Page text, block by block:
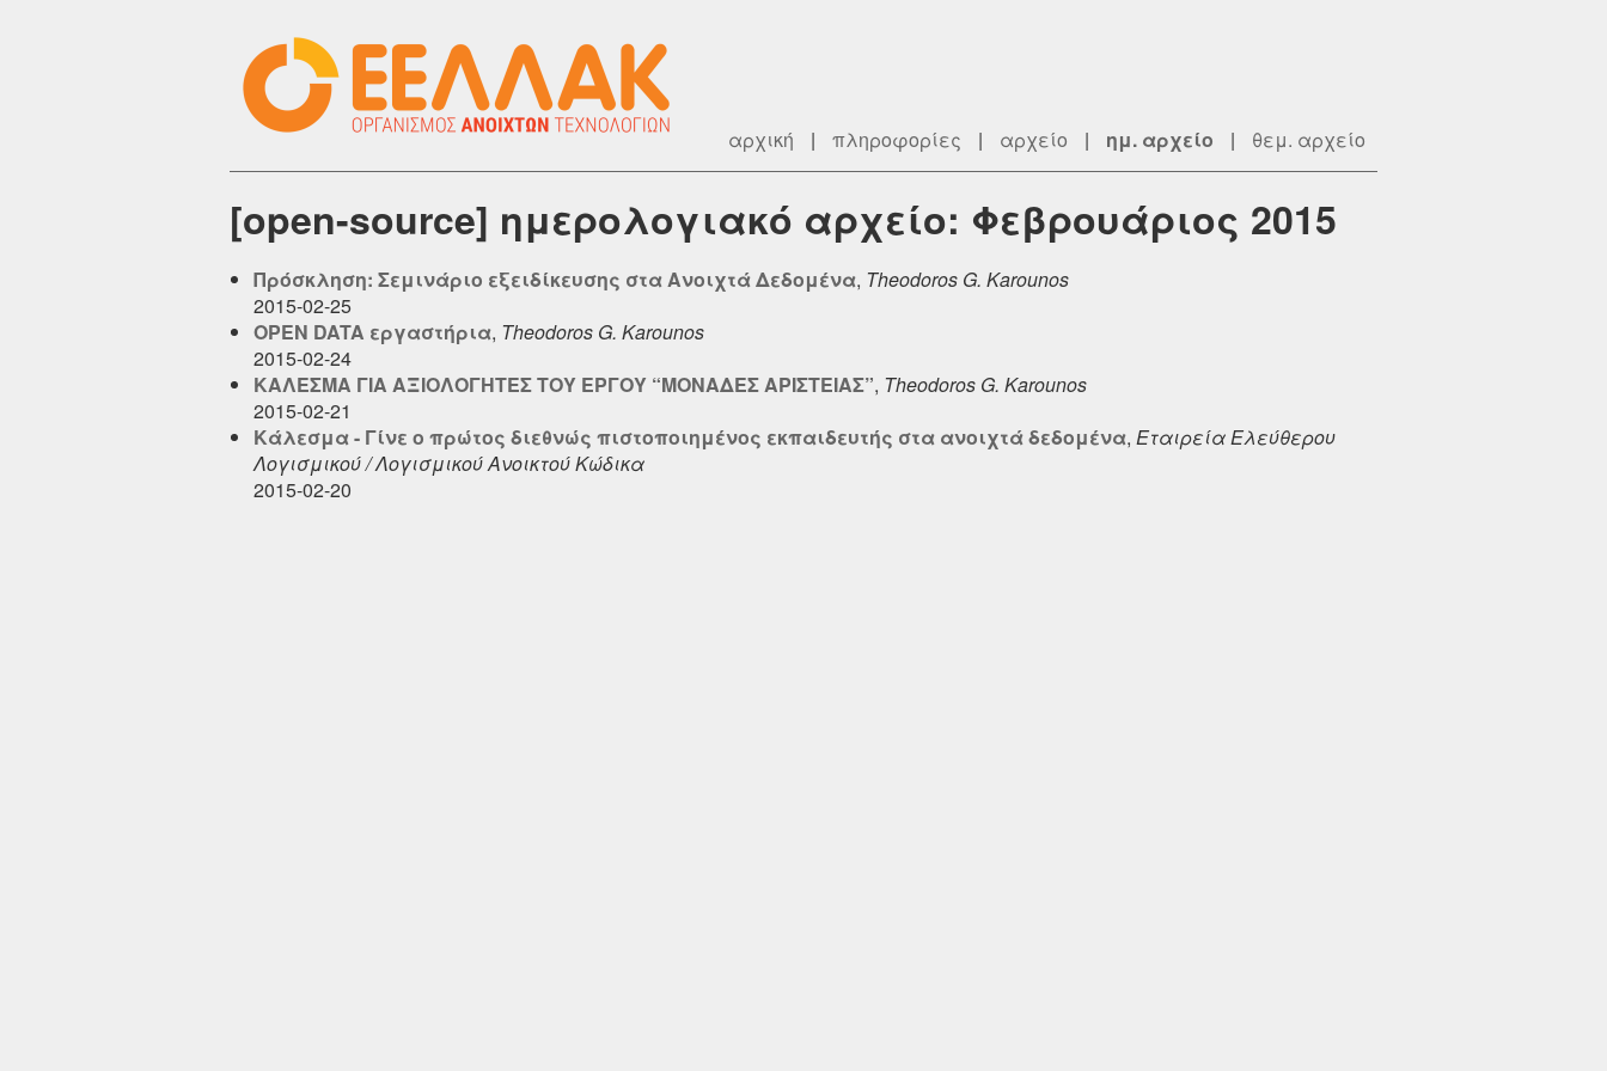
αρχική | πληροφορίες | αρχείο | ημ. αρχείο | θεμ. αρχείο
[open-source] ημερολογιακό αρχείο: Φεβρουάριος 2015
Πρόσκληση: Σεμινάριο εξειδίκευσης στα Ανοιχτά Δεδομένα, Theodoros G. Karounos
2015-02-25
OPEN DATA εργαστήρια, Theodoros G. Karounos
2015-02-24
ΚΑΛΕΣΜΑ ΓΙΑ ΑΞΙΟΛΟΓΗΤΕΣ ΤΟΥ ΕΡΓΟΥ “ΜΟΝΑΔΕΣ ΑΡΙΣΤΕΙΑΣ”, Theodoros G. Karounos
2015-02-21
Κάλεσμα - Γίνε ο πρώτος διεθνώς πιστοποιημένος εκπαιδευτής στα ανοιχτά δεδομένα, Εταιρεία Ελεύθερου
Λογισμικού / Λογισμικού Ανοικτού Κώδικα
2015-02-20